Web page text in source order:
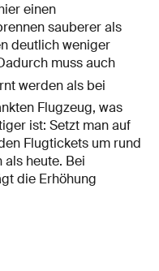
einen
sauberer als
deutlich weniger
muss auch
werden als bei
Flugzeug, was
ist: Setzt man auf
Flugtickets um rund
heute. Bei
die Erhöhung